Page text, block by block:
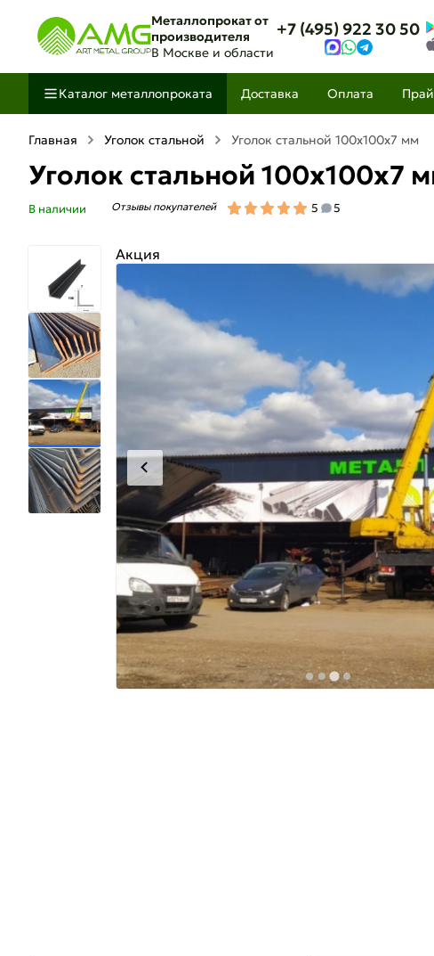
Металлопрокат от
производителя
В Москве и области
+7 (495) 922 30 50
Каталог металлопроката Доставка Оплата
Главная Уголок стальной Уголок стальной 100х100х7 мм
Уголок стальной 100х100х7
В наличии Отзывы покупателей 5 5
Акция